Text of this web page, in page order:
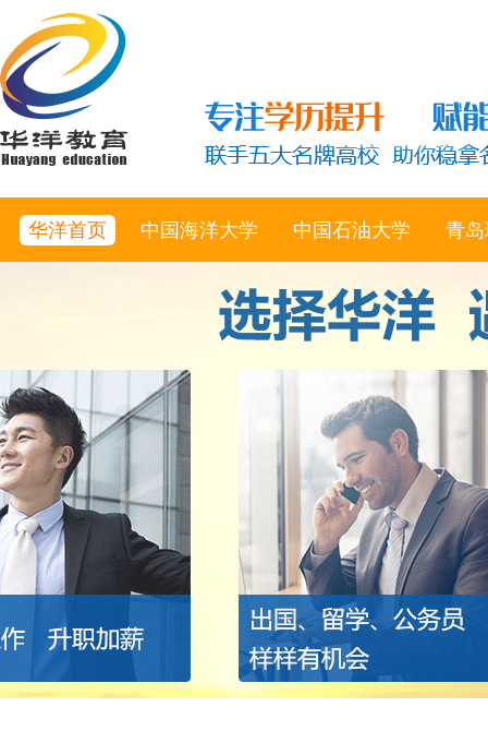
华洋首页 中国海洋大学 中国石油大学 青